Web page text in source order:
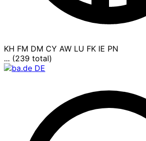
KH FM DM CY AW LU FK IE PN
... (239 total)